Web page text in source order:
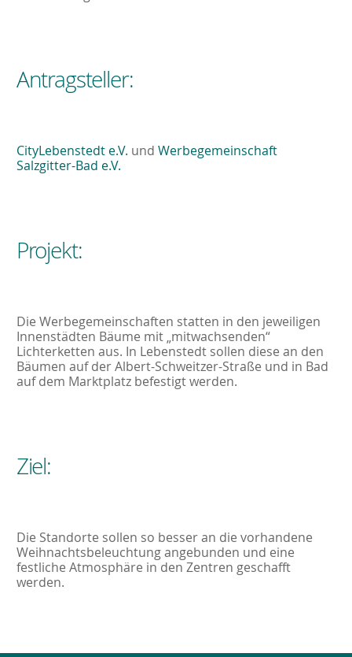
Antragsteller:
CityLebenstedt e.V. und Werbegemeinschaft
Salzgitter-Bad e.V.
Projekt:
Die Werbegemeinschaften statten in den jeweiligen
Innenstädten Bäume mit „mitwachsenden“
Lichterketten aus. In Lebenstedt sollen diese an den
Bäumen auf der Albert-Schweitzer-Straße und in Bad
auf dem Marktplatz befestigt werden.
Ziel:
Die Standorte sollen so besser an die vorhandene
Weihnachtsbeleuchtung angebunden und eine
festliche Atmosphäre in den Zentren geschafft
werden.